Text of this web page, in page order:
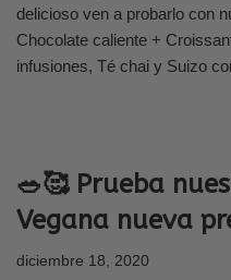
delicioso ven a probarlo con
Chocolate caliente +
infusiones, Té chai y Suizo
🥗🥰 Prueba
Vegana nueva
diciembre 18, 2020